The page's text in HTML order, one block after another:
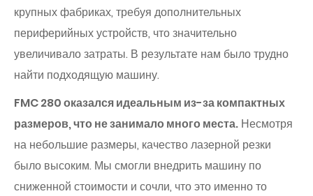
крупных фабриках, требуя дополнительных
периферийных устройств, что значительно
увеличивало затраты. В результате нам было трудно
найти подходящую машину.
FMC 280 оказался идеальным из-за компактных
размеров, что не занимало много места. Несмотря
на небольшие размеры, качество лазерной резки
было высоким. Мы смогли внедрить машину по
сниженной стоимости и сочли, что это именно то